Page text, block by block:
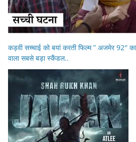
कड़वी सच्चाई को बयां करती फिल्म ” अजमेर 92″
वाला सबसे बड़ा स्कैंडल..